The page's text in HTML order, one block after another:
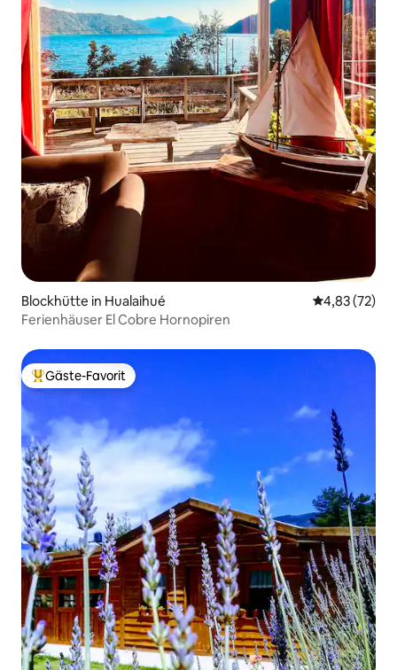
Blockhütte in Hualaihué
4,83 (72)
Ferienhäuser El Cobre Hornopiren
Beliebter Gäste-Favorit.
Gäste-Favorit